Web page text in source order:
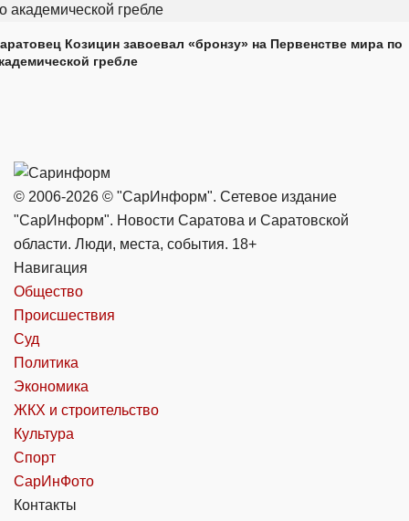
Козицин завоевал «бронзу» на Первенстве мира по
гребле
© 2006-2026 © "СарИнформ". Сетевое издание
"СарИнформ". Новости Саратова и Саратовской
области. Люди, места, события. 18+
Навигация
Общество
Происшествия
Суд
Политика
Экономика
ЖКХ и строительство
Культура
Спорт
СарИнФото
Контакты